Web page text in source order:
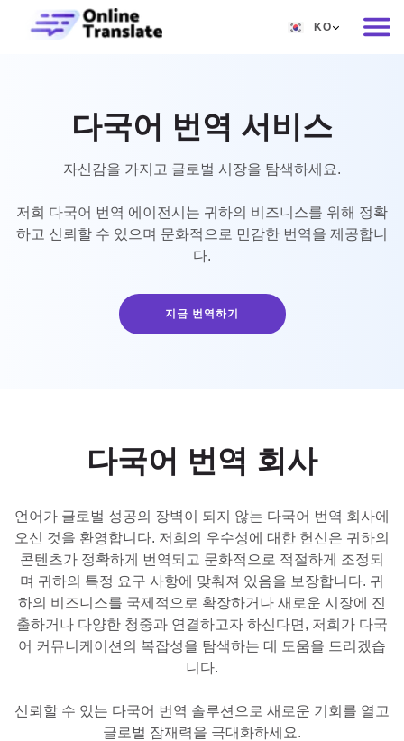
KO
DE
IT
ES
KO
TL
ID
DA
다국어 번역 서비스
자신감을 가지고 글로벌 시장을 탐색하세요.
저희 다국어 번역 에이전시는 귀하의 비즈니스를 위해 정확
하고 신뢰할 수 있으며 문화적으로 민감한 번역을 제공합니
다.
지금 번역하기
다국어 번역 회사
언어가 글로벌 성공의 장벽이 되지 않는 다국어 번역 회사에
오신 것을 환영합니다. 저희의 우수성에 대한 헌신은 귀하의
콘텐츠가 정확하게 번역되고 문화적으로 적절하게 조정되
며 귀하의 특정 요구 사항에 맞춰져 있음을 보장합니다. 귀
하의 비즈니스를 국제적으로 확장하거나 새로운 시장에 진
출하거나 다양한 청중과 연결하고자 하신다면, 저희가 다국
어 커뮤니케이션의 복잡성을 탐색하는 데 도움을 드리겠습
니다.
신뢰할 수 있는 다국어 번역 솔루션으로 새로운 기회를 열고
글로벌 잠재력을 극대화하세요.